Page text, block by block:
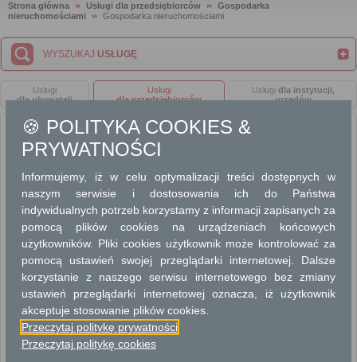
Strona główna Usługi dla przedsiębiorców
Gospodarka
nieruchomościami
Gospodarka nieruchomościami
WYSZUKAJ USŁUGĘ
Usługi
dla obywateli
Usługi
dla przedsiębiorców
Usługi dla instytucji,
urzędów
NAJEM, DZIERŻAWA, UŻYCZENIE
ODSZKODOWANIA
PODZIAŁY NIERUCHOMOŚCI
SPRZEDAŻ LUB ODDANIE W UŻYTKOWANIE WIECZYSTE
NIERUCHOMOŚCI
USTANAWIANIE I WYGASZANIE OBCIĄŻEŃ NA NIERUCHOMOŚCIACH
UŻYCZENIE NIERUCHOMOŚCI GMINNYCH (POWIATOWYCH)
🍪 POLITYKA COOKIES &
PRYWATNOŚCI
Informujemy, iż w celu optymalizacji treści dostępnych w
naszym serwisie i dostosowania ich do Państwa
indywidualnych potrzeb korzystamy z informacji zapisanych za
pomocą plików cookies na urządzeniach końcowych
użytkowników. Pliki cookies użytkownik może kontrolować za
pomocą ustawień swojej przeglądarki internetowej. Dalsze
korzystanie z naszego serwisu internetowego bez zmiany
ustawień przeglądarki internetowej oznacza, iż użytkownik
akceptuje stosowanie plików cookies.
Przeczytaj politykę prywatności
Przeczytaj politykę cookies